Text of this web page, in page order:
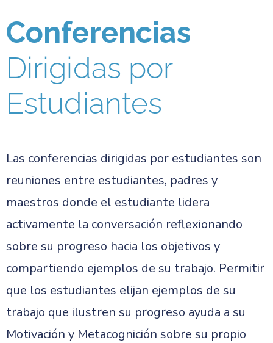
Conferencias
Dirigidas por
Estudiantes
Las conferencias dirigidas por estudiantes son
reuniones entre estudiantes, padres y
maestros donde el estudiante lidera
activamente la conversación reflexionando
sobre su progreso hacia los objetivos y
compartiendo ejemplos de su trabajo. Permitir
que los estudiantes elijan ejemplos de su
trabajo que ilustren su progreso ayuda a su
Motivación y Metacognición sobre su propio